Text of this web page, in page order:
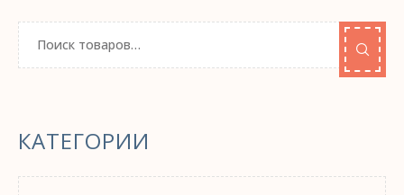
КАТЕГОРИИ